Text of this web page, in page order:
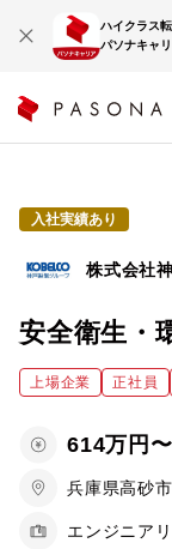
ハイクラス
パソナキャ
入社実績あり
株式会社
安全衛生・
上場企業 正社員
614万円
兵庫県高砂市
エンジニア